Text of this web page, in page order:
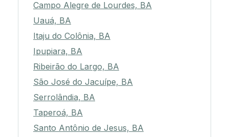
Campo Alegre de Lourdes, BA
Uauá, BA
Itaju do Colônia, BA
Ipupiara, BA
Ribeirão do Largo, BA
São José do Jacuípe, BA
Serrolândia, BA
Taperoá, BA
Santo Antônio de Jesus, BA